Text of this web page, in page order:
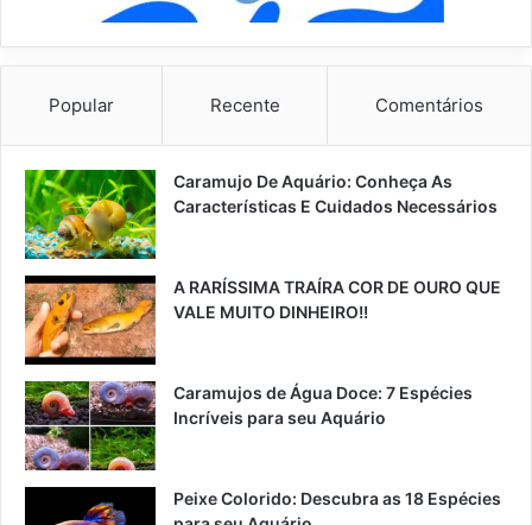
Popular Recente Comentários
Caramujo De Aquário: Conheça As
Características E Cuidados Necessários
A RARÍSSIMA TRAÍRA COR DE OURO QUE
VALE MUITO DINHEIRO!!
Caramujos de Água Doce: 7 Espécies
Incríveis para seu Aquário
Peixe Colorido: Descubra as 18 Espécies